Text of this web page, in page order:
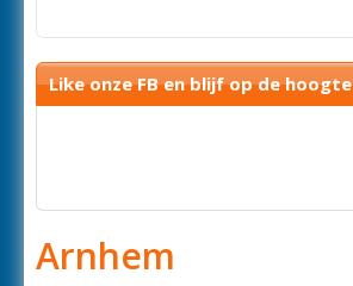
Like onze FB en blijf op de hoogte
Arnhem